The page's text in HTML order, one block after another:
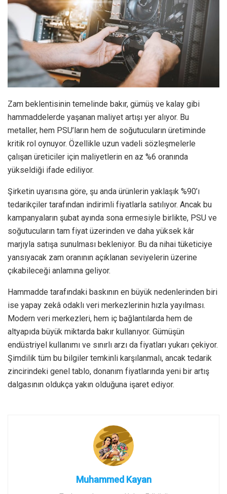
Zam beklentisinin temelinde bakır, gümüş ve kalay gibi
hammaddelerde yaşanan maliyet artışı yer alıyor. Bu
metaller, hem PSU’ların hem de soğutucuların üretiminde
kritik rol oynuyor. Özellikle uzun vadeli sözleşmelerle
çalışan üreticiler için maliyetlerin en az %6 oranında
yükseldiği ifade ediliyor.
Şirketin uyarısına göre, şu anda ürünlerin yaklaşık %90’ı
tedarikçiler tarafından indirimli fiyatlarla satılıyor. Ancak bu
kampanyaların şubat ayında sona ermesiyle birlikte, PSU ve
soğutucuların tam fiyat üzerinden ve daha yüksek kâr
marjıyla satışa sunulması bekleniyor. Bu da nihai tüketiciye
yansıyacak zam oranının açıklanan seviyelerin üzerine
çıkabileceği anlamına geliyor.
Hammadde tarafındaki baskının en büyük nedenlerinden biri
ise yapay zekâ odaklı veri merkezlerinin hızla yayılması.
Modern veri merkezleri, hem iç bağlantılarda hem de
altyapıda büyük miktarda bakır kullanıyor. Gümüşün
endüstriyel kullanımı ve sınırlı arzı da fiyatları yukarı çekiyor.
Şimdilik tüm bu bilgiler temkinli karşılanmalı, ancak tedarik
zincirindeki genel tablo, donanım fiyatlarında yeni bir artış
dalgasının oldukça yakın olduğuna işaret ediyor.
Muhammed Kayan